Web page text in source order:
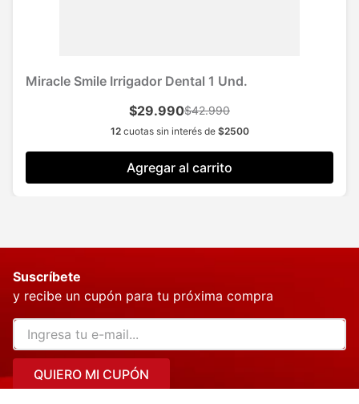
Miracle Smile Irrigador Dental 1 Und.
$29.990$42.990
12cuotas sin interés de $2500
Agregar al carrito
Suscríbete
y recibe un cupón para tu próxima compra
QUIERO MI CUPÓN